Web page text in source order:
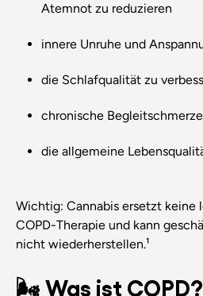
Atemnot zu reduzieren
innere Unruhe und
die Schlafqualität zu
chronische
die allgemeine
Wichtig: Cannabis ersetzt
COPD-Therapie und kann
nicht wiederherstellen.¹
🌬️ Was ist COPD?